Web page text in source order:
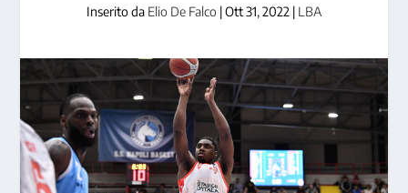
Inserito da Elio De Falco |Ott 31, 2022 | LBA